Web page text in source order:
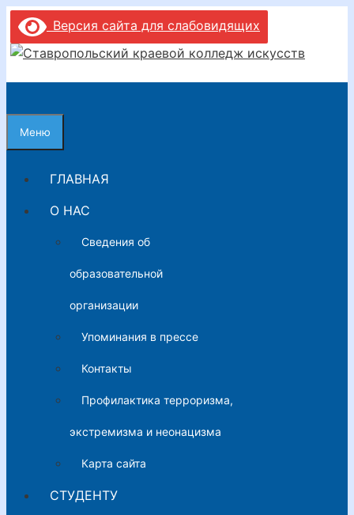
Перейти
содержимому
Версия сайта для слабовидящих
Меню
ГЛАВНАЯ
О НАС
Сведения об
образовательной
организации
Упоминания в прессе
Контакты
Профилактика терроризма,
экстремизма и неонацизма
Карта сайта
СТУДЕНТУ